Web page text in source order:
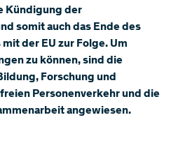
Kündigung der
somit auch das Ende des
der EU zur Folge. Um
zu können, sind die
Forschung und
Personenverkehr und die
angewiesen.